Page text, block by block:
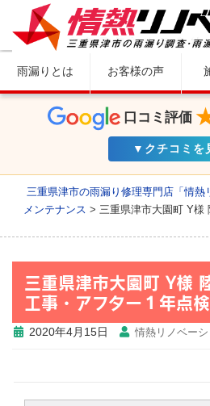
雨漏りとは お客様の声
口コミ評価
▼クチコミを
三重県津市の雨漏り修理専門店「情熱
メンテナンス > 三重県津市大園町 Y様
三重県津市大園町 Y様
工事・アフター１年点検
2020年4月15日 情熱リノベーシ